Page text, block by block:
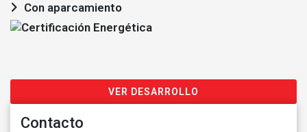
Con aparcamiento
VER DESARROLLO
Contacto